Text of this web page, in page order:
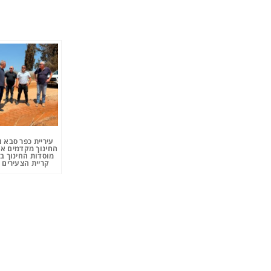
עיריית כפר
החינוך מקדמים
מוסדות החינוך
קריית